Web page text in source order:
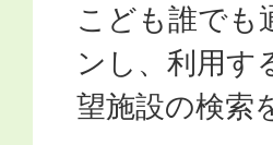
こども誰でも
ンし、利用す
望施設の検索